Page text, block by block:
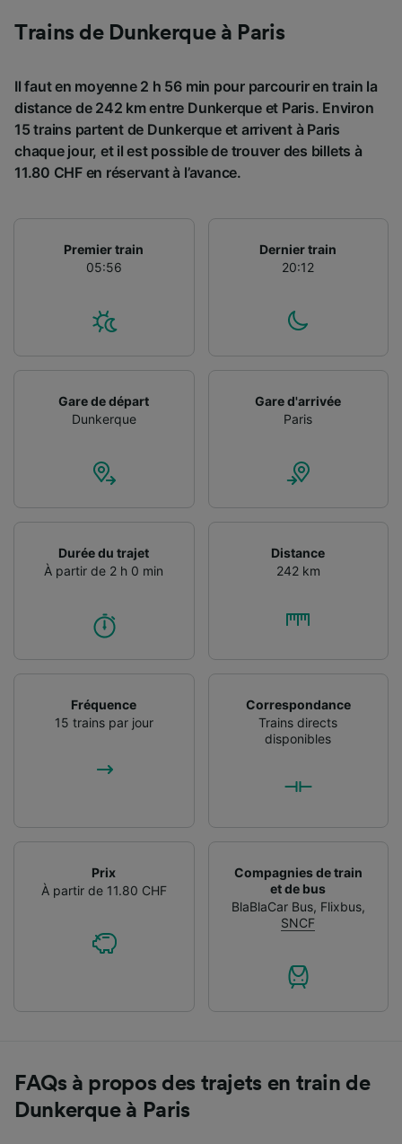
Trains de Dunkerque à Paris
Il faut en moyenne 2 h 56 min pour parcourir en train la
distance de 242 km entre Dunkerque et Paris. Environ
15 trains partent de Dunkerque et arrivent à Paris
chaque jour, et il est possible de trouver des billets à
11.80 CHF en réservant à l’avance.
Premier train
05:56
Dernier train
20:12
Gare de départ
Dunkerque
Gare d'arrivée
Paris
Durée du trajet
À partir de 2 h 0 min
Distance
242 km
Fréquence
15 trains par jour
Correspondance
Trains directs
disponibles
Prix
À partir de 11.80 CHF
Compagnies de train
et de bus
BlaBlaCar Bus, Flixbus,
SNCF
FAQs à propos des trajets en train de
Dunkerque à Paris
précises. Analyser activement les
informations sur un appareil. Publicités et
contenu personnalisés, mesure de
performance des publicités et du contenu,
études d’audience et développement de
services.